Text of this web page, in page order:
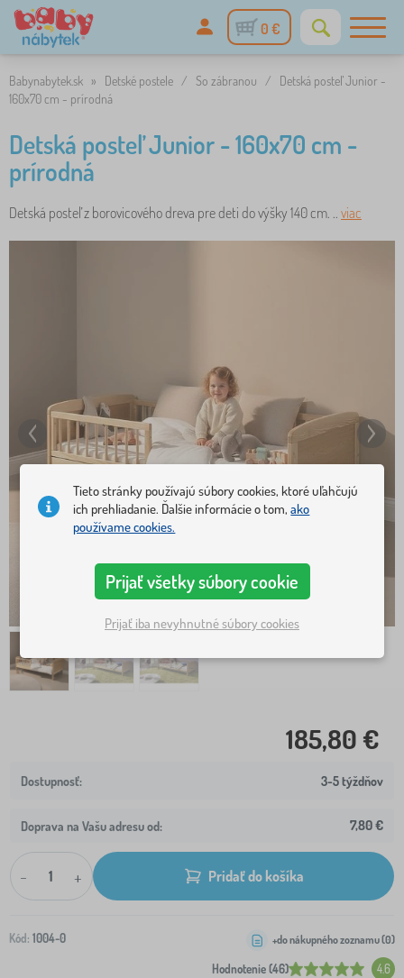
0 €
Babynabytek.sk » Detské postele / So zábranou /
Detská posteľ Junior -
160x70 cm - prírodná
Detská posteľ Junior - 160x70 cm -
prírodná
Detská posteľ z borovicového dreva pre deti do výšky 140 cm. .. viac
185,80 €
3-5 týždňov
Doprava na Vašu adresu od: 7,80 €
- + Pridať do košíka
Kód: 1004-0
Hodnotenie (46) 4.6
+do nákupného zoznamu (0)
Tieto stránky používajú súbory cookies, ktoré uľahčujú
ich prehliadanie. Ďalšie informácie o tom,ako
používame cookies.
Prijať všetky súbory cookie
Prijať iba nevyhnutné súbory cookies